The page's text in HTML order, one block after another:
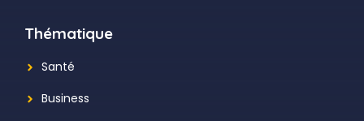
Thématique
Santé
Business